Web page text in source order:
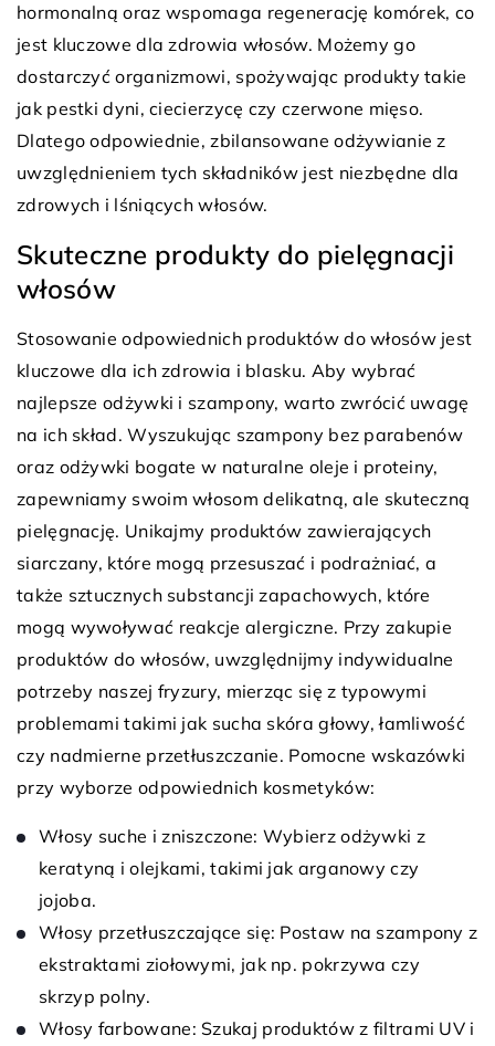
hormonalną oraz wspomaga regenerację komórek, co
jest kluczowe dla zdrowia włosów. Możemy go
dostarczyć organizmowi, spożywając produkty takie
jak pestki dyni, ciecierzycę czy czerwone mięso.
Dlatego odpowiednie, zbilansowane odżywianie z
uwzględnieniem tych składników jest niezbędne dla
zdrowych i lśniących włosów.
Skuteczne produkty do pielęgnacji
włosów
Stosowanie odpowiednich produktów do włosów jest
kluczowe dla ich zdrowia i blasku. Aby wybrać
najlepsze odżywki i szampony, warto zwrócić uwagę
na ich skład. Wyszukując szampony bez parabenów
oraz odżywki bogate w naturalne oleje i proteiny,
zapewniamy swoim włosom delikatną, ale skuteczną
pielęgnację. Unikajmy produktów zawierających
siarczany, które mogą przesuszać i podrażniać, a
także sztucznych substancji zapachowych, które
mogą wywoływać reakcje alergiczne. Przy zakupie
produktów do włosów, uwzględnijmy indywidualne
potrzeby naszej fryzury, mierząc się z typowymi
problemami takimi jak sucha skóra głowy, łamliwość
czy nadmierne przetłuszczanie. Pomocne wskazówki
przy wyborze odpowiednich kosmetyków:
Włosy suche i zniszczone: Wybierz odżywki z
keratyną i olejkami, takimi jak arganowy czy
jojoba.
Włosy przetłuszczające się: Postaw na szampony z
ekstraktami ziołowymi, jak np. pokrzywa czy
skrzyp polny.
Włosy farbowane: Szukaj produktów z filtrami UV i